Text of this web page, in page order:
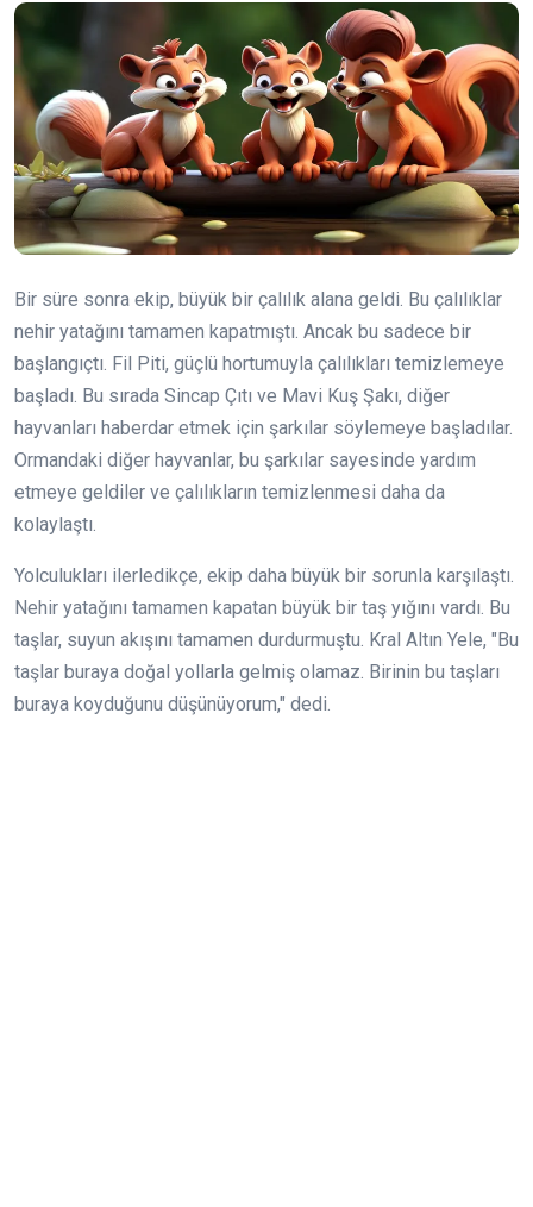
Bir süre sonra ekip, büyük bir çalılık alana geldi. Bu çalılıklar
nehir yatağını tamamen kapatmıştı. Ancak bu sadece bir
başlangıçtı. Fil Piti, güçlü hortumuyla çalılıkları temizlemeye
başladı. Bu sırada Sincap Çıtı ve Mavi Kuş Şakı, diğer
hayvanları haberdar etmek için şarkılar söylemeye başladılar.
Ormandaki diğer hayvanlar, bu şarkılar sayesinde yardım
etmeye geldiler ve çalılıkların temizlenmesi daha da
kolaylaştı.
Yolculukları ilerledikçe, ekip daha büyük bir sorunla karşılaştı.
Nehir yatağını tamamen kapatan büyük bir taş yığını vardı. Bu
taşlar, suyun akışını tamamen durdurmuştu. Kral Altın Yele, "Bu
taşlar buraya doğal yollarla gelmiş olamaz. Birinin bu taşları
buraya koyduğunu düşünüyorum," dedi.